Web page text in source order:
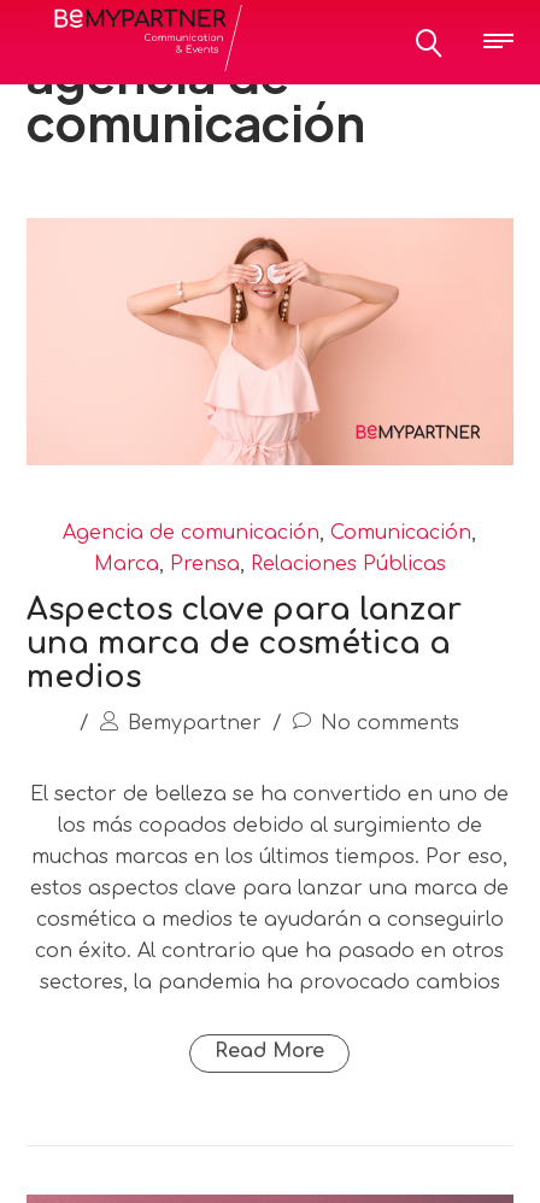
All posts tagged:
agencia de
comunicación
Agencia de comunicación,Comunicación,
Marca, Prensa, Relaciones Públicas
Aspectos clave para lanzar
una marca de cosmética a
medios
/ Bemypartner / No comments
El sector de belleza se ha convertido en uno de
los más copados debido al surgimiento de
muchas marcas en los últimos tiempos. Por eso,
estos aspectos clave para lanzar una marca de
cosmética a medios te ayudarán a conseguirlo
con éxito. Al contrario que ha pasado en otros
sectores, la pandemia ha provocado cambios
Read More